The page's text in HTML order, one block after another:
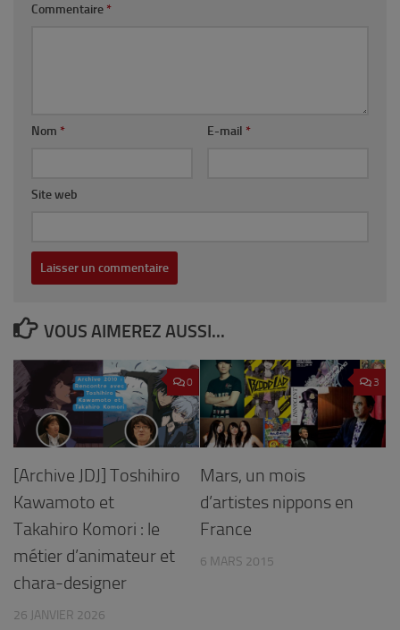
Commentaire *
Nom * E-mail *
Site web
VOUS AIMEREZ AUSSI...
0
[Archive JDJ] Toshihiro
Kawamoto et
Takahiro Komori : le
métier d’animateur et
chara-designer
26 JANVIER 2026
3
Mars, un mois
d’artistes nippons en
France
6 MARS 2015